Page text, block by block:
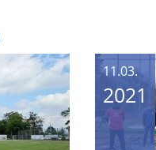
11.03.
2021